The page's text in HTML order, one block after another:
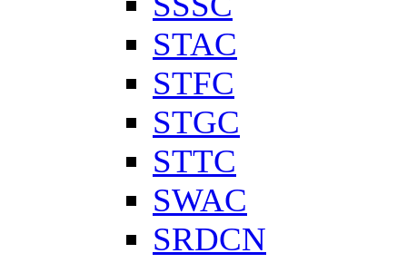
STAC
STFC
STGC
STTC
SWAC
SRDCN